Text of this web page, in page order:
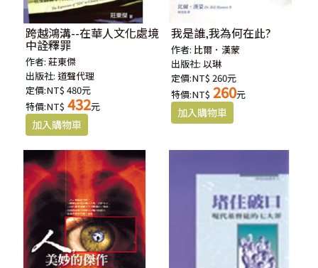
跨越鴻溝--在華人文化處境
中詮釋罪
作者:莊東傑
出版社:道聲代理
定價:NT$ 480元
特價:NT$ 432元
我是誰,我為何在此?
作者: 比爾．漢蒙
出版社:以琳
定價:NT$ 260元
特價:NT$ 260元